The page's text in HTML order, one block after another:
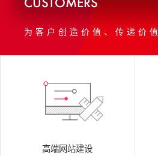
为客户创造价值、传递价值
高端网站建设